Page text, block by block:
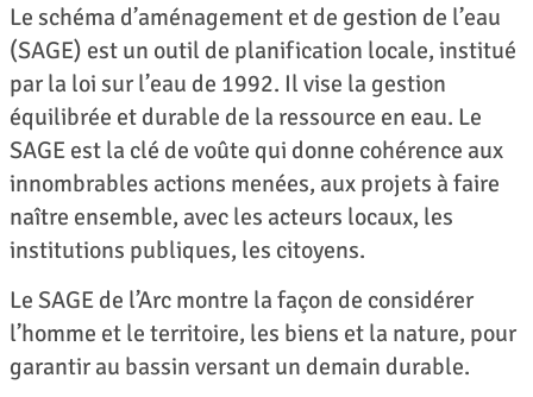
Le schéma d’aménagement et de gestion de l’eau
(SAGE) est un outil de planification locale, institué
par la loi sur l’eau de 1992. Il vise la gestion
équilibrée et durable de la ressource en eau. Le
SAGE est la clé de voûte qui donne cohérence aux
innombrables actions menées, aux projets à faire
naître ensemble, avec les acteurs locaux, les
institutions publiques, les citoyens.
Le SAGE de l’Arc montre la façon de considérer
l’homme et le territoire, les biens et la nature, pour
garantir au bassin versant un demain durable.